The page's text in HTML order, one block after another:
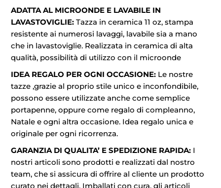
ADATTA AL MICROONDE E LAVABILE IN
LAVASTOVIGLIE:Tazza in ceramica 11 oz, stampa
resistente ai numerosi lavaggi, lavabile sia a mano
che in lavastoviglie. Realizzata in ceramica di alta
qualità, possibilità di utilizzo con il microonde
IDEA REGALO PER OGNI OCCASIONE: Le nostre
tazze ,grazie al proprio stile unico e inconfondibile,
possono essere utilizzate anche come semplice
portapenne, oppure come regalo di compleanno,
Natale e ogni altra occasione. Idea regalo unica e
originale per ogni ricorrenza.
GARANZIA DI QUALITA’ E SPEDIZIONE RAPIDA: I
nostri articoli sono prodotti e realizzati dal nostro
team, che si assicura di offrire al cliente un prodotto
curato nei dettagli. Imballati con cura, gli articoli